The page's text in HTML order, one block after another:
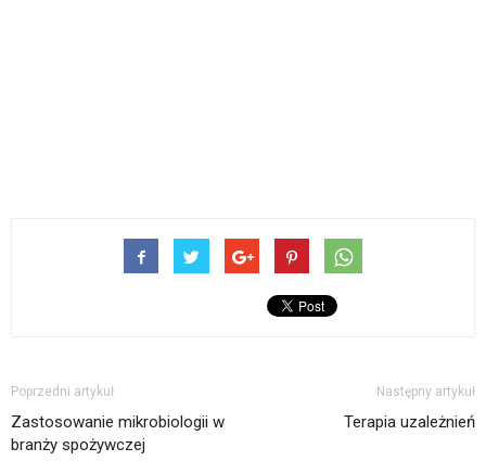
Poprzedni artykuł
Zastosowanie mikrobiologii w
branży spożywczej
Następny artykuł
Terapia uzależnień